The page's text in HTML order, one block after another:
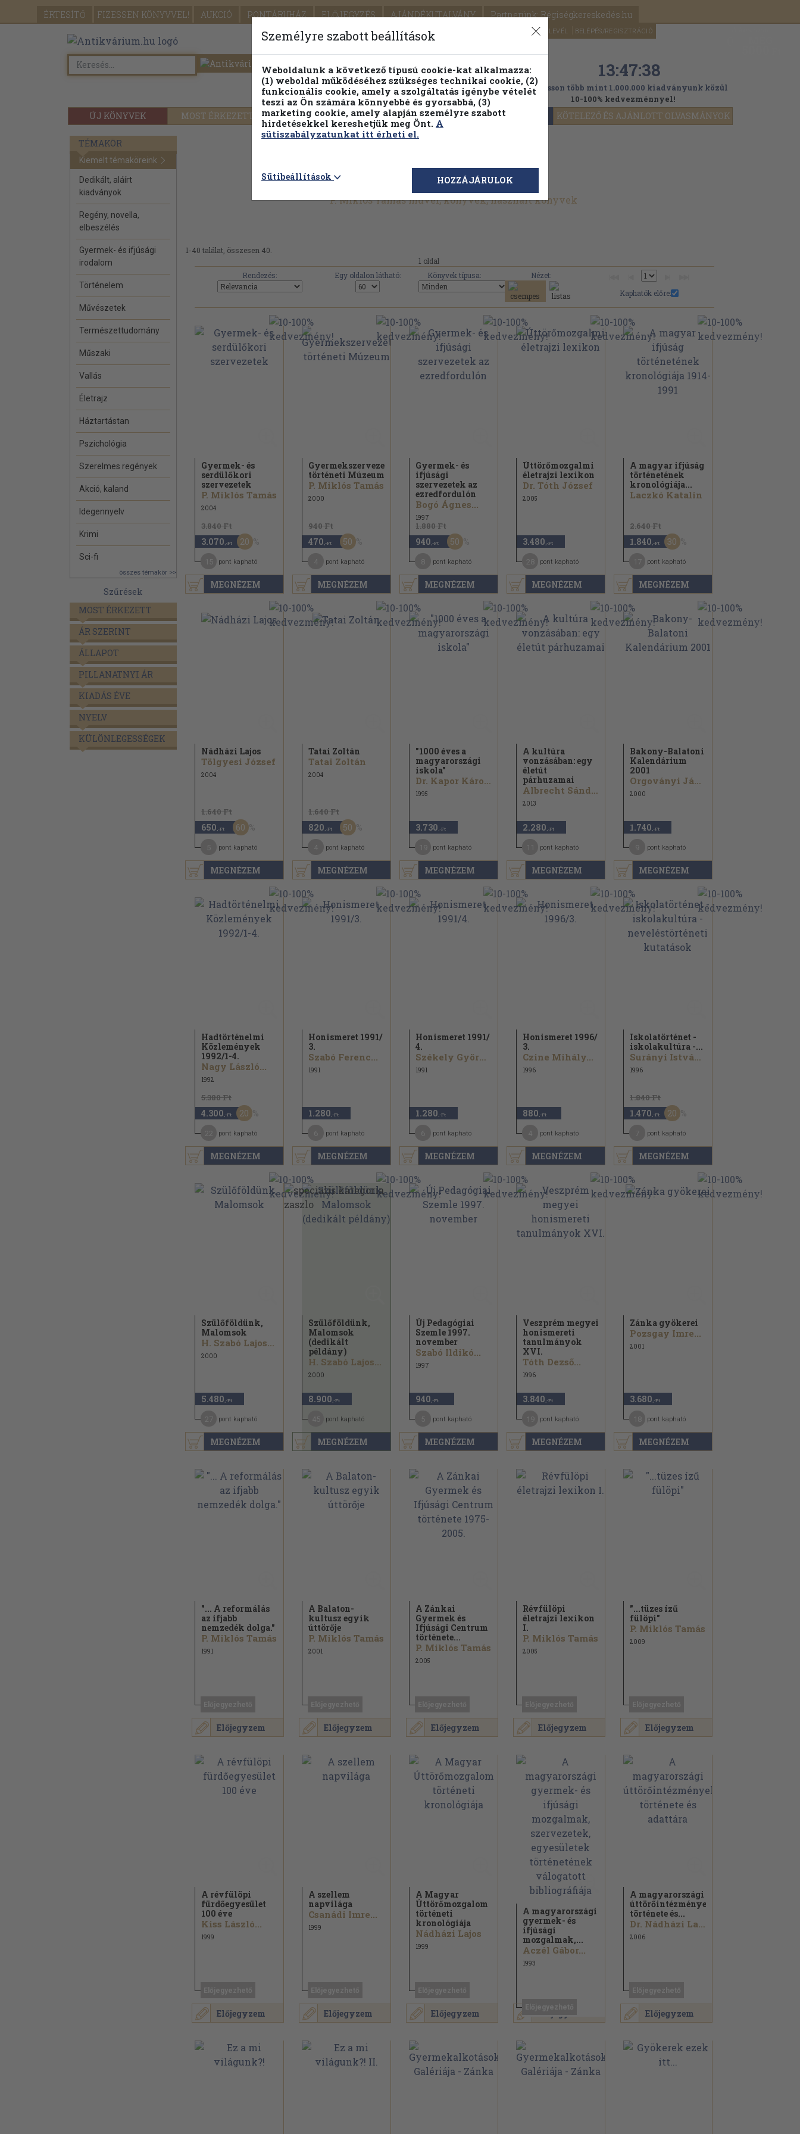
ÉRTESÍTŐ FIZESSEN KÖNYVVEL! AUKCIÓ PONTÁRUHÁZ ELŐJEGYZÉS AJÁNDÉKUTALVÁNY Partnerünk: Régiségkereskedés.hu
SEGÍTSÉG HÍRLEVÉL BELÉPÉS/REGISZTRÁCIÓ
ÚJ KÖNYVEK MOST ÉRKEZETT PILLANATNYI ÁRAINK FENNTARTHATÓ OLVASMÁNYOK KÖTELEZŐ ÉS AJÁNLOTT OLVASMÁNYOK
Részletes kereső Témaköri fa 13:47:36
Válogasson több mint 1.000.000 kiadványunk közül
10-100% kedvezménnyel!
TÉMAKÖR
Kiemelt témaköreink
Dedikált, aláírt
kiadványok
Regény, novella,
elbeszélés
Gyermek- és ifjúsági
irodalom
Történelem
Művészetek
Természettudomány
Műszaki
Vallás
Életrajz
Háztartástan
Pszichológia
Szerelmes regények
Akció, kaland
Idegennyelv
Krimi
Sci-fi
összes témakör >>
Szűrések
MOST ÉRKEZETT
ÁR SZERINT
ÁLLAPOT
PILLANATNYI ÁR
KIADÁS ÉVE
NYELV
KÜLÖNLEGESSÉGEK
P. Miklós Tamás művei, könyvek, használt könyvek
1-40 találat, összesen 40.
1 oldal
Rendezés:
Egy oldalon látható: Könyvek típusa:
Nézet:
Kaphatók előre:
MEGNÉZEM
Gyermek- és
serdülőkori
szervezetek
P. Miklós Tamás
2004
3.840 Ft
3.070 ,-Ft 20
pont kapható
MEGNÉZEM
Gyermekszervezet-
történeti Múzeum
P. Miklós Tamás
2000
940 Ft
470 ,-Ft 50
pont kapható
MEGNÉZEM
Gyermek- és
ifjúsági
szervezetek az
ezredfordulón
Bogó Ágnes...
1997
1.880 Ft
940 ,-Ft 50
pont kapható
MEGNÉZEM
Úttörőmozgalmi
életrajzi lexikon
Dr. Tóth József
2005
3.480 ,-Ft
pont kapható
MEGNÉZEM
A magyar ifjúság
történetének
kronológiája...
Laczkó Katalin
2.640 Ft
1.840 ,-Ft 30
pont kapható
MEGNÉZEM
Nádházi Lajos
Tölgyesi József
2004
1.640 Ft
650 ,-Ft 60
pont kapható
MEGNÉZEM
Tatai Zoltán
Tatai Zoltán
2004
1.640 Ft
820 ,-Ft 50
pont kapható
MEGNÉZEM
"1000 éves a
magyarországi
iskola"
Dr. Kapor Károly...
1995
3.730 ,-Ft
pont kapható
MEGNÉZEM
A kultúra
vonzásában: egy
életút
párhuzamai
Albrecht Sándor...
2013
2.280 ,-Ft
pont kapható
MEGNÉZEM
Bakony-Balatoni
Kalendárium
2001
Orgoványi János...
2000
1.740 ,-Ft
pont kapható
MEGNÉZEM
Hadtörténelmi
Közlemények
1992/1-4.
Nagy László...
1992
5.380 Ft
4.300 ,-Ft 20
pont kapható
MEGNÉZEM
Honismeret 1991/
3.
Szabó Ferenc...
1991
1.280 ,-Ft
pont kapható
MEGNÉZEM
Honismeret 1991/
4.
Székely György...
1991
1.280 ,-Ft
pont kapható
MEGNÉZEM
Honismeret 1996/
3.
Czine Mihály...
1996
880 ,-Ft
pont kapható
MEGNÉZEM
Iskolatörténet -
iskolakultúra -...
Surányi István...
1996
1.840 Ft
1.470 ,-Ft 20
pont kapható
MEGNÉZEM
Szülőföldünk,
Malomsok
H. Szabó Lajos...
2000
5.480 ,-Ft
pont kapható
MEGNÉZEM
Szülőföldünk,
Malomsok
(dedikált
példány)
H. Szabó Lajos...
2000
8.900 ,-Ft
pont kapható
MEGNÉZEM
Új Pedagógiai
Szemle 1997.
november
Szabó Ildikó...
1997
940 ,-Ft
pont kapható
MEGNÉZEM
Veszprém megyei
honismereti
tanulmányok
XVI.
Tóth Dezső...
1996
3.840 ,-Ft
pont kapható
MEGNÉZEM
Zánka gyökerei
Pozsgay Imre...
2001
3.680 ,-Ft
pont kapható
Előjegyzem
"... A reformálás
az ifjabb
nemzedék dolga."
P. Miklós Tamás
1991
Előjegyzem
A Balaton-
kultusz egyik
úttörője
P. Miklós Tamás
2001
Előjegyzem
A Zánkai
Gyermek és
Ifjúsági Centrum
története...
P. Miklós Tamás
2005
Előjegyzem
Révfülöpi
életrajzi lexikon
I.
P. Miklós Tamás
2005
Előjegyzem
"...tüzes ízű
fülöpi"
P. Miklós Tamás
2009
Előjegyzem
A révfülöpi
fürdőegyesület
100 éve
Kiss László...
1999
Előjegyzem
A szellem
napvilága
Csanádi Imre...
1999
Előjegyzem
A Magyar
Úttörőmozgalom
történeti
kronológiája
Nádházi Lajos
1999
A magyarországi
gyermek- és
ifjúsági
mozgalmak,...
Aczél Gábor...
1993
Előjegyzem
A magyarországi
úttörőintézmények
története és...
Dr. Nádházi Lajos
2006
Személyre szabott beállítások
Weboldalunk a következő típusú cookie-kat alkalmazza:
(1) weboldal működéséhez szükséges technikai cookie, (2)
funkcionális cookie, amely a szolgáltatás igénybe vételét
teszi az Ön számára könnyebbé és gyorsabbá, (3)
marketing cookie, amely alapján személyre szabott
hirdetésekkel kereshetjük meg Önt. A
sütiszabályzatunkat itt érheti el.
Sütibeállítások HOZZÁJÁRULOK